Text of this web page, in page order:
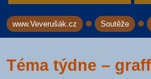
www.Veverušák.cz→ Soutěže→
Téma týdne –